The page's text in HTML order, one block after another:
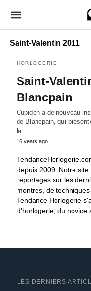
Saint-Valentin 2011
HORLOGERIE
Saint-
Blancpain
Cupidon a de nouveau
de Blancpain, qui
la…
16 years ago
depuis 2009. Notre
reportages sur les
montres, de
Tendance Horlogerie
d'horlogerie, du novice
LES DERNIERS